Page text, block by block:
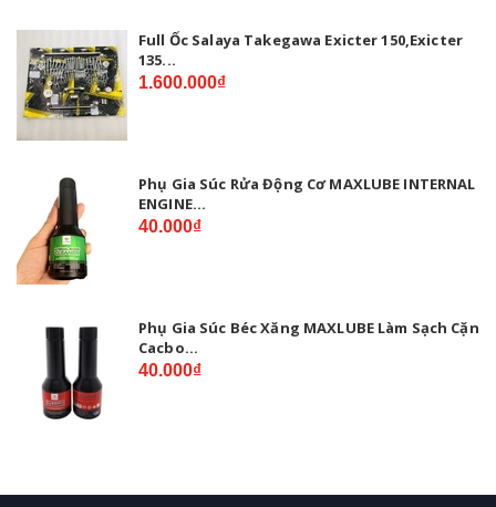
Full Ốc Salaya Takegawa Exicter 150,Exicter
135...
1.600.000₫
Phụ Gia Súc Rửa Động Cơ MAXLUBE INTERNAL
ENGINE...
40.000₫
Phụ Gia Súc Béc Xăng MAXLUBE Làm Sạch Cặn
Cacbo...
40.000₫